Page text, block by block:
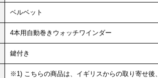
ベルベット
4本用自動巻きウォッチワインダー
鍵付き
※1) こちらの商品は、イギリスからの取り寄せ後